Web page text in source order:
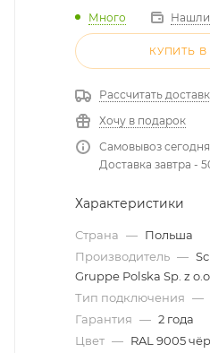
Много Нашли
КУПИТЬ В
Рассчитать
Хочу в подарок
Самовывоз
Доставка завтра -
Характеристики
Страна — Польша
Производитель —
Gruppe Polska Sp. z
Тип подключения —
Гарантия — 2 года
Цвет — RAL 9005